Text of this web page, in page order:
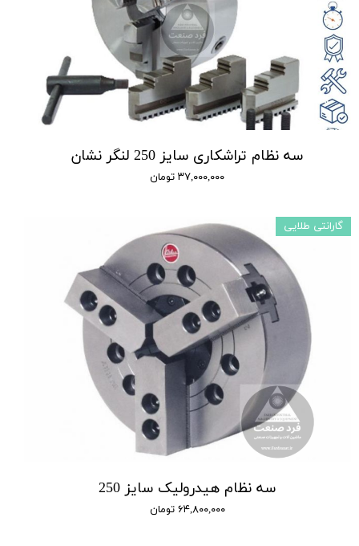
سه نظام تراشکاری سایز 250 لنگر نشان
۳۷,۰۰۰,۰۰۰ تومان
سه نظام هیدرولیک سایز 250
۶۴,۸۰۰,۰۰۰ تومان
گارانتی طلایی